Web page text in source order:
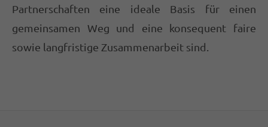
Termine außerhalb der Bürozeiten nach
Partnerschaften eine ideale Basis für einen
gemeinsamen Weg und eine konsequent faire
sowie langfristige Zusammenarbeit sind.